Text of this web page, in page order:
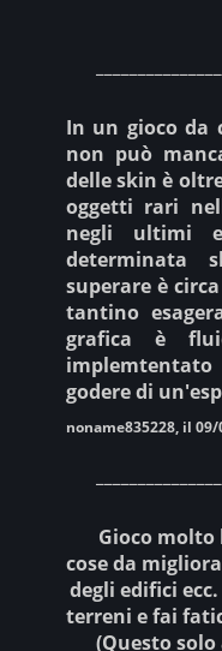
In un gioco da
non può
delle skin è
oggetti rari
negli ultimi
determinata
superare è
tantino
grafica è
godere di
noname835228, il
Gioco molto
cose da
degli edifici
terreni e fai
(Questo